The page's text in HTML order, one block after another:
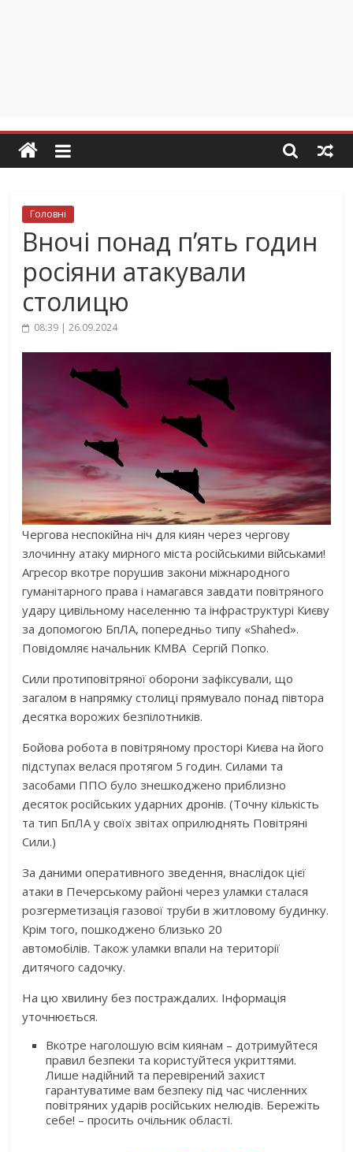
Головні
Вночі понад п’ять годин
росіяни атакували
столицю
08:39 | 26.09.2024
Чергова неспокійна ніч для киян через чергову
злочинну атаку мирного міста російськими військами!
Агресор вкотре порушив закони міжнародного
гуманітарного права і намагався завдати повітряного
удару цивільному населенню та інфраструктурі Києву
за допомогою БпЛА, попередньо типу «Shahed».
Повідомляє начальник КМВА Сергій Попко.
Сили протиповітряної оборони зафіксували, що
загалом в напрямку столиці прямувало понад півтора
десятка ворожих безпілотників.
Бойова робота в повітряному просторі Києва на його
підступах велася протягом 5 годин. Силами та
засобами ППО було знешкоджено приблизно
десяток російських ударних дронів. (Точну кількість
та тип БпЛА у своїх звітах оприлюднять Повітряні
Сили.)
За даними оперативного зведення, внаслідок цієї
атаки в Печерському районі через уламки сталася
розгерметизація газової труби в житловому будинку.
Крім того, пошкоджено близько 20
автомобілів. Також уламки впали на території
дитячого садочку.
На цю хвилину без постраждалих. Інформація
уточнюється.
Вкотре наголошую всім киянам – дотримуйтеся
правил безпеки та користуйтеся укриттями.
Лише надійний та перевірений захист
гарантуватиме вам безпеку під час численних
повітряних ударів російських нелюдів. Бережіть
себе! – просить очільник області.